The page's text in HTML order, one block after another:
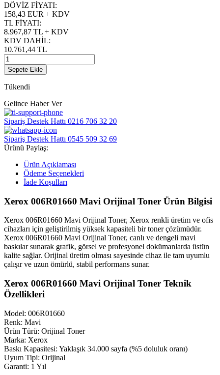
DÖVİZ FİYATI:
158,43 EUR + KDV
TL FİYATI:
8.967,87 TL + KDV
KDV DAHİL:
10.761,44 TL
Sepete Ekle
Tükendi
Gelince Haber Ver
Sipariş Destek Hattı 0216 706 32 20
Sipariş Destek Hattı 0545 509 32 69
Ürünü Paylaş:
Ürün Açıklaması
Ödeme Seçenekleri
İade Koşulları
Xerox 006R01660 Mavi Orijinal Toner Ürün Bilgisi
Xerox 006R01660 Mavi Orijinal Toner, Xerox renkli üretim ve ofis
cihazları için geliştirilmiş yüksek kapasiteli bir toner çözümüdür.
Xerox 006R01660 Mavi Orijinal Toner, canlı ve dengeli mavi
baskılar sunarak grafik, görsel ve profesyonel dokümanlarda üstün
kalite sağlar. Orijinal üretim olması sayesinde cihaz ile tam uyumlu
çalışır ve uzun ömürlü, stabil performans sunar.
Xerox 006R01660 Mavi Orijinal Toner Teknik
Özellikleri
Model: 006R01660
Renk: Mavi
Ürün Türü: Orijinal Toner
Marka: Xerox
Baskı Kapasitesi: Yaklaşık 34.000 sayfa (%5 doluluk oranı)
Uyum Tipi: Orijinal
Garanti: 1 Yıl